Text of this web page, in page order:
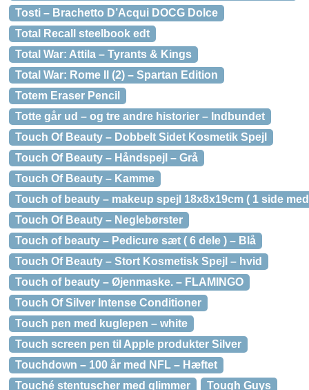
Tosti – Brachetto D’Acqui DOCG Dolce
Total Recall steelbook edt
Total War: Attila – Tyrants & Kings
Total War: Rome II (2) – Spartan Edition
Totem Eraser Pencil
Totte går ud – og tre andre historier – Indbundet
Touch Of Beauty – Dobbelt Sidet Kosmetik Spejl
Touch Of Beauty – Håndspejl – Grå
Touch Of Beauty – Kamme
Touch of beauty – makeup spejl 18x8x19cm ( 1 side
Touch Of Beauty – Neglebørster
Touch of beauty – Pedicure sæt ( 6 dele ) – Blå
Touch Of Beauty – Stort Kosmetisk Spejl – hvid
Touch of beauty – Øjenmaske. – FLAMINGO
Touch Of Silver Intense Conditioner
Touch pen med kuglepen – white
Touch screen pen til Apple produkter Silver
Touchdown – 100 år med NFL – Hæftet
Touché stentuscher med glimmer
Tough Guys